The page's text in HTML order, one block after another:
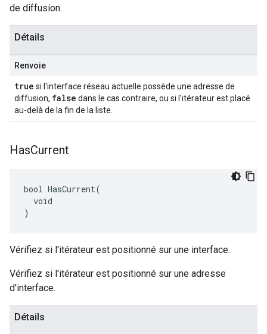
de diffusion.
Détails
Renvoie
true si l'interface réseau actuelle possède une adresse de
diffusion, false dans le cas contraire, ou si l'itérateur est placé
au-delà de la fin de la liste.
HasCurrent
bool HasCurrent(
  void
)
Vérifiez si l'itérateur est positionné sur une interface.
Vérifiez si l'itérateur est positionné sur une adresse
d'interface.
Détails